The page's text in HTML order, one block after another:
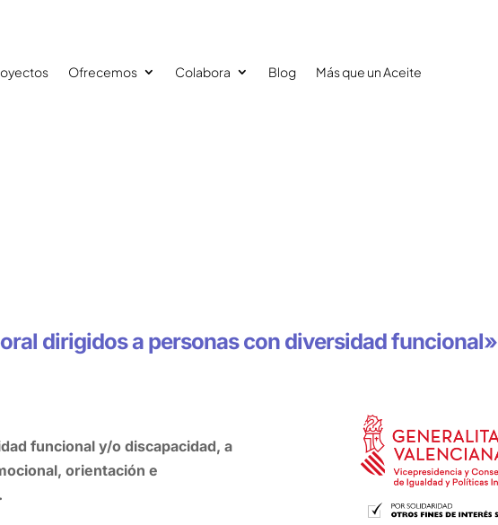
Ofrecemos Colabora Blog Más que un Aceite
dirigidos a personas con diversidad funcional»
funcional y/o discapacidad, a
orientación e